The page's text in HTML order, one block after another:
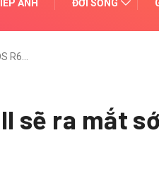
ẢNH ĐỜI SỐNG
R6…
sẽ ra mắt